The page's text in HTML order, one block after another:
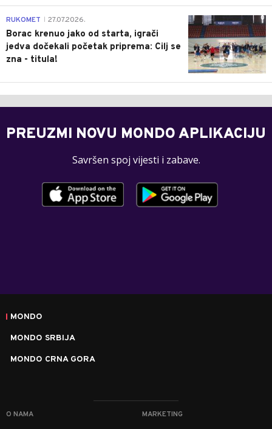
0
RUKOMET 27.07.2026.
Borac krenuo jako od starta, igrači
jedva dočekali početak priprema: Cilj se
zna - titula!
PREUZMI NOVU MONDO APLIKACIJU
Savršen spoj vijesti i zabave.
MONDO
MONDO SRBIJA
MONDO CRNA GORA
O NAMA MARKETING